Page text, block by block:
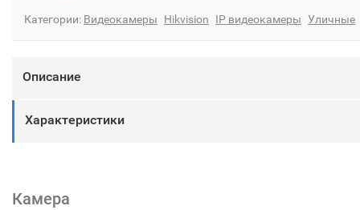
Категории: Видеокамеры Hikvision IP видеокамеры Уличные
Описание
Характеристики
Камера